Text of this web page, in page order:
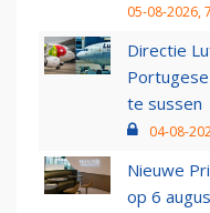
05-08-2026,
Directie
te sussen
04-08-
Nieuwe
op 6